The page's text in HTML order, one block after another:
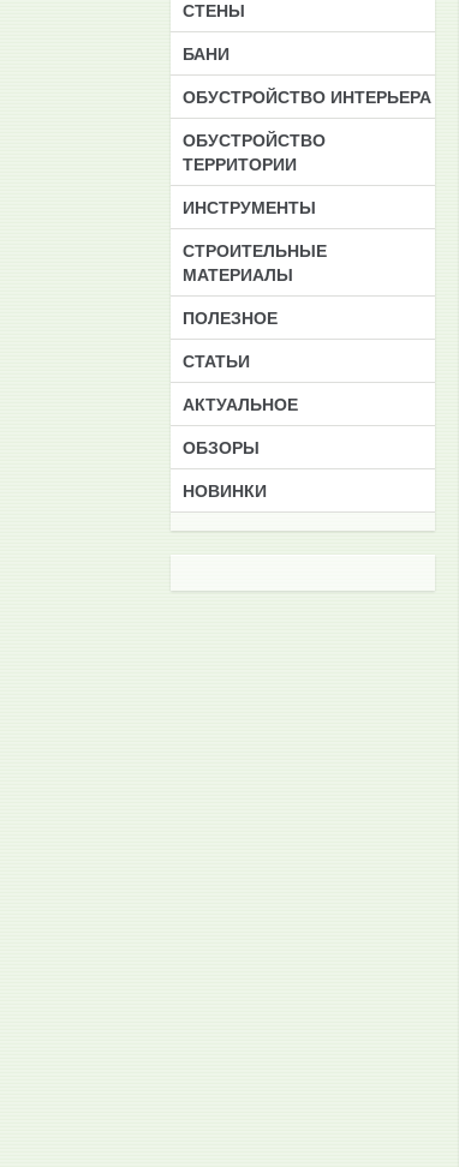
СТЕНЫ
БАНИ
ОБУСТРОЙСТВО ИНТЕРЬЕРА
ОБУСТРОЙСТВО
ТЕРРИТОРИИ
ИНСТРУМЕНТЫ
CТРОИТЕЛЬНЫЕ
МАТЕРИАЛЫ
ПОЛЕЗНОЕ
СТАТЬИ
АКТУАЛЬНОЕ
ОБЗОРЫ
НОВИНКИ